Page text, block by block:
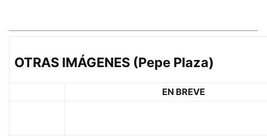
OTRAS IMÁGENES (Pepe Plaza)
EN BREVE